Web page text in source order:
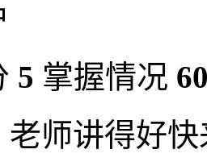
5 掌握情况
老师讲得好